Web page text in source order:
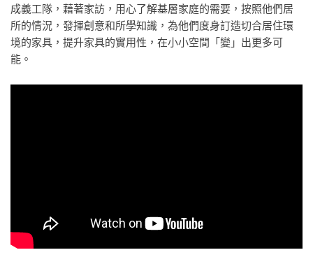
成義工隊，藉著家訪，用心了解基層家庭的需要，按照他們居
所的情況，發揮創意和所學知識，為他們度身訂造切合居住環
境的家具，提升家具的實用性，在小小空間「變」出更多可
能。